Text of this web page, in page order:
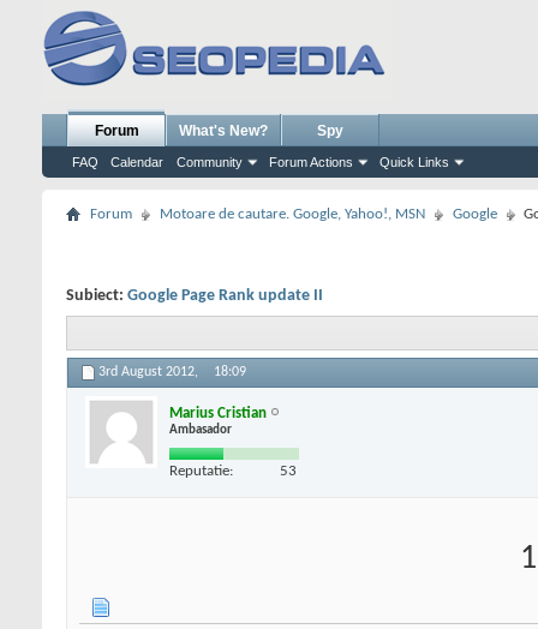
Forum
FAQ Calendar Community Forum Actions Quick Links
What's New? Spy
Forum Motoare de cautare. Google, Yahoo!, MSN Google
Subiect: Google Page Rank update II
3rd August 2012, 18:09
Marius Cristian
Ambasador
Reputatie: 53